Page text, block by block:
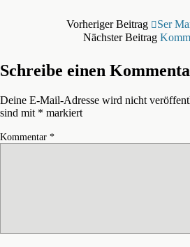
Vorheriger Beitrag
Ser
Nächster Beitrag
Schreibe einen
Deine E-Mail-Adresse wird nicht
sind mit * markiert
Kommentar *